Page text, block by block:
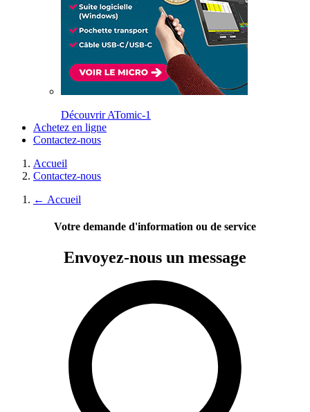
Découvrir ATomic-1
Achetez en ligne
Contactez-nous
Accueil
Contactez-nous
← Accueil
Votre demande d'information ou de service
Envoyez-nous un message